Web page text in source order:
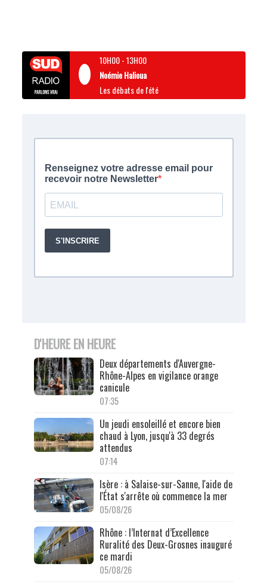
10H00-13H00
Noémie Halioua
Les débats de l'été
D'HEURE EN HEURE
Deux départements d'Auvergne-
Rhône-Alpes en vigilance orange
canicule
07:35
Un jeudi ensoleillé et encore bien
chaud à Lyon, jusqu'à 33 degrés
attendus
07:14
Isère : à Salaise-sur-Sanne, l'aide de
l'État s'arrête où commence la mer
05/08/26
Rhône : l’Internat d’Excellence
Ruralité des Deux-Grosnes inauguré
ce mardi
05/08/26